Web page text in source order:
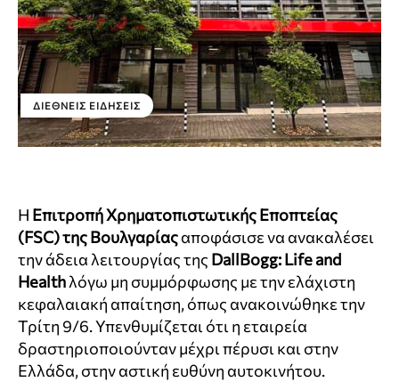
ΔΙΕΘΝΕΊΣ ΕΙΔΉΣΕΙΣ
Η Επιτροπή Χρηματοπιστωτικής Εποπτείας
(FSC)της Βουλγαρίαςαποφάσισε να ανακαλέσει
την άδεια λειτουργίας της DallBogg: Life and
Healthλόγω μη συμμόρφωσης με την ελάχιστη
κεφαλαιακή απαίτηση, όπως ανακοινώθηκε την
Τρίτη 9/6. Υπενθυμίζεται ότι η εταιρεία
δραστηριοποιούνταν μέχρι πέρυσι και στην
Ελλάδα, στην αστική ευθύνη αυτοκινήτου.